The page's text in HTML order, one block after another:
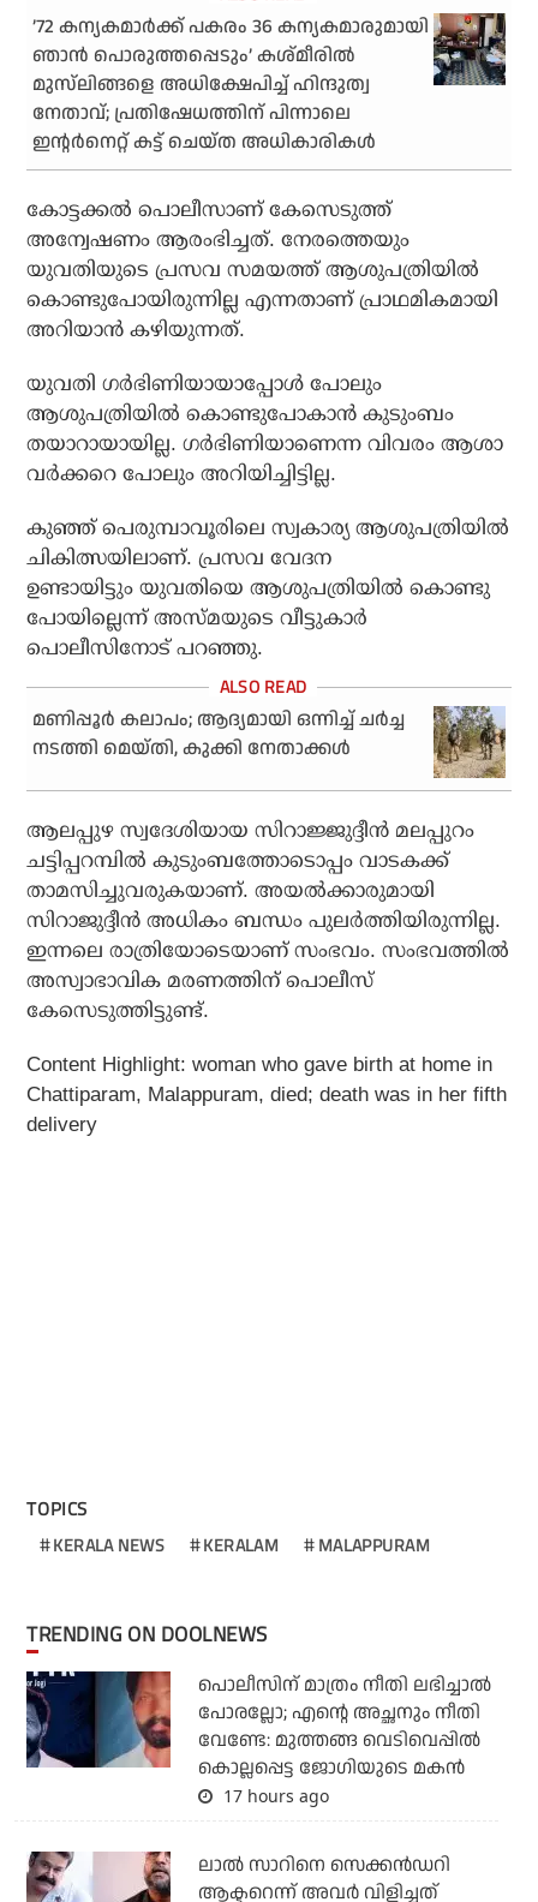
’72 കന്യകമാർക്ക് പകരം 36 കന്യകമാരുമായി
ഞാൻ പൊരുത്തപ്പെടും’ കശ്മീരിൽ
മുസ്‌ലിങ്ങളെ അധിക്ഷേപിച്ച് ഹിന്ദുത്വ
നേതാവ്; പ്രതിഷേധത്തിന് പിന്നാലെ
ഇന്റർനെറ്റ് കട്ട് ചെയ്ത അധികാരികൾ
കോട്ടക്കൽ പൊലീസാണ് കേസെടുത്ത്
അന്വേഷണം ആരംഭിച്ചത്. നേരത്തെയും
യുവതിയുടെ പ്രസവ സമയത്ത് ആശുപത്രിയിൽ
കൊണ്ടുപോയിരുന്നില്ല എന്നതാണ് പ്രാഥമികമായി
അറിയാൻ കഴിയുന്നത്.
യുവതി ഗർഭിണിയായാപ്പോൾ പോലും
ആശുപത്രിയിൽ കൊണ്ടുപോകാൻ കുടുംബം
തയാറായായില്ല. ഗർഭിണിയാണെന്ന വിവരം ആശാ
വർക്കറെ പോലും അറിയിച്ചിട്ടില്ല.
കുഞ്ഞ് പെരുമ്പാവൂരിലെ സ്വകാര്യ ആശുപത്രിയിൽ
ചികിത്സയിലാണ്. പ്രസവ വേദന
ഉണ്ടായിട്ടും യുവതിയെ ആശുപത്രിയിൽ കൊണ്ടു
പോയില്ലെന്ന് അസ്മയുടെ വീട്ടുകാർ
പൊലീസിനോട് പറഞ്ഞു.
മണിപ്പൂർ കലാപം; ആദ്യമായി ഒന്നിച്ച് ചർച്ച
നടത്തി മെയ്തി, കുക്കി നേതാക്കൾ
ആലപ്പുഴ സ്വദേശിയായ സിറാജ്ജുദ്ദീൻ മലപ്പുറം
ചട്ടിപ്പറമ്പിൽ കുടുംബത്തോടൊപ്പം വാടകക്ക്
താമസിച്ചുവരുകയാണ്. അയൽക്കാരുമായി
സിറാജുദ്ദീൻ അധികം ബന്ധം പുലര്‍ത്തിയിരുന്നില്ല.
ഇന്നലെ രാത്രിയോടെയാണ് സംഭവം. സംഭവത്തിൽ
അസ്വാഭാവിക മരണത്തിന് പൊലീസ്
കേസെടുത്തിട്ടുണ്ട്.
Content Highlight: woman who gave birth at home in
Chattiparam, Malappuram, died; death was in her fifth
delivery
TOPICS
KERALA NEWS KERALAM MALAPPURAM
TRENDING ON DOOLNEWS
പൊലീസിന് മാത്രം നീതി ലഭിച്ചാല്‍
പോരല്ലോ; എന്റെ അച്ഛനും നീതി
വേണ്ടേ: മുത്തങ്ങ വെടിവെപ്പില്‍
കൊല്ലപ്പെട്ട ജോഗിയുടെ മകന്‍
17 hours ago
ലാല്‍ സാറിനെ സെക്കന്‍ഡറി
ആക്ടറെന്ന് അവര്‍ വിളിച്ചത്